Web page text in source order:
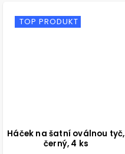
TOP PRODUKT
Háček na šatní oválnou tyč,
černý, 4 ks